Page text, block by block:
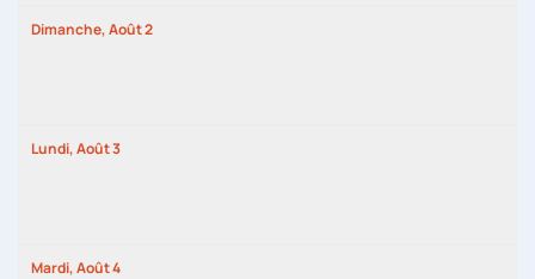
Dimanche,Août2
Lundi,Août3
Mardi,Août4